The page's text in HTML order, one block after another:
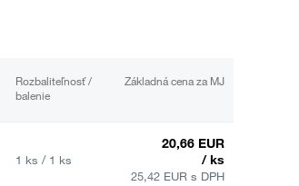
Rozbaliteľnosť /
balenie
Základná cena za MJ
1 ks / 1 ks
20,66 EUR
/ ks
25,42 EUR s DPH